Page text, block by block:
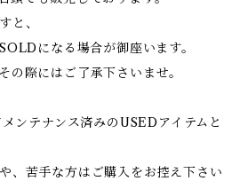
と、
になる場合が御座います。
際にはご了承下さいませ。
ンテナンス済みのUSEDアイテムと
、苦手な方はご購入をお控え下さい